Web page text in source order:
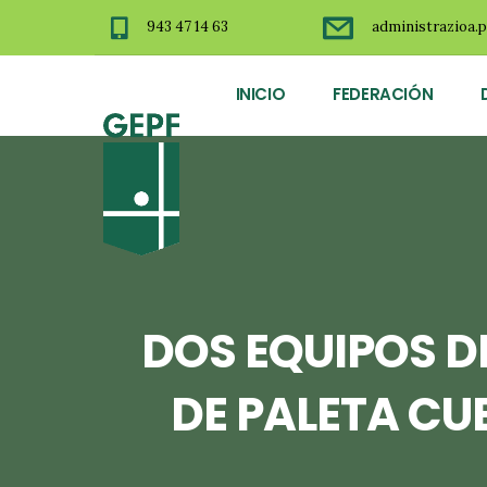
943 47 14 63
INICIO FEDERACIÓN
DOS EQUIPOS
DE PALETA